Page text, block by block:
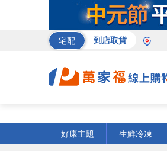
宅配 到店取貨
好康主題
生鮮冷凍